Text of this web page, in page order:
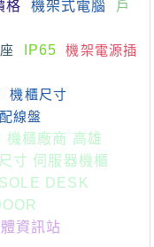
格 機架式電腦
戶
IP65
機架電源插
機櫃尺寸
配線盤
機櫃廠商 高雄
寸 伺服器機櫃
DESK
資訊站